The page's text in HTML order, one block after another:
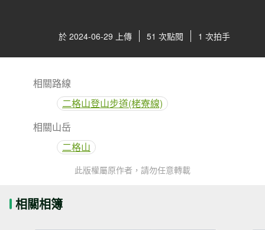
於 2024-06-29 上傳 51 次點閱 1 次拍手
相關路線
二格山登山步道(栳寮線)
相關山岳
二格山
此版權屬原作者，請勿任意轉載
相關相簿